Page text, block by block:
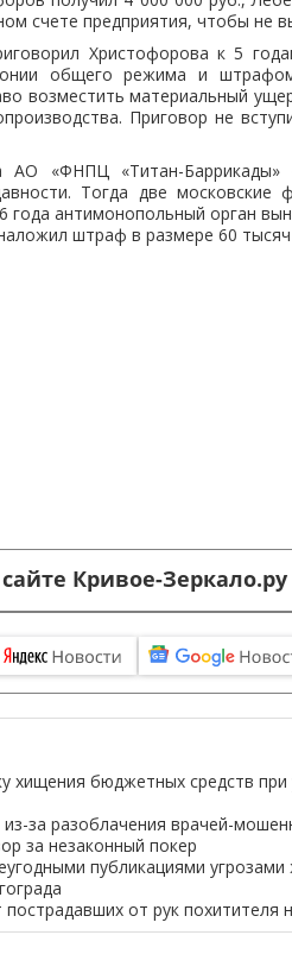
счете предприятия, чтобы не
Христофорова к 5
общего режима и
возместить материальный
Приговор не
«ФНПЦ «Титан-Баррикады»
Тогда две
года антимонопольный орган
штраф в размере 60
Кривое-Зеркало.ру
хищения бюджетных средств
за разоблачения врачей-
за незаконный покер
публикациями угрозами
от рук похитителя